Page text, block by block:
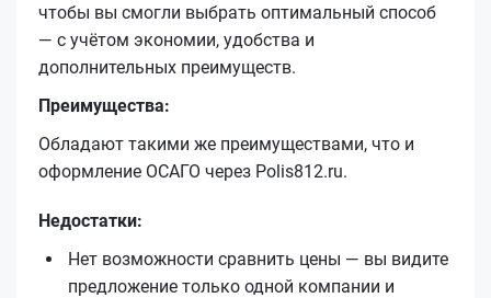
чтобы вы смогли выбрать оптимальный способ
— с учётом экономии, удобства и
дополнительных преимуществ.
Преимущества:
Обладают такими же преимуществами, что и
оформление ОСАГО через Polis812.ru.
Недостатки:
Нет возможности сравнить цены — вы видите
предложение только одной компании и